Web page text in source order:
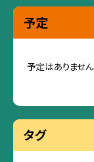
予定
予定はありません
タグ